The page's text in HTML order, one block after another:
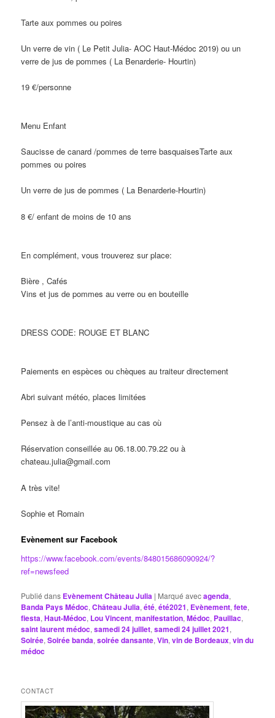
Tarte aux pommes ou poires
Un verre de vin ( Le Petit Julia- AOC Haut-Médoc 2019) ou un
verre de jus de pommes ( La Benarderie- Hourtin)
19 €/personne
Menu Enfant
Saucisse de canard /pommes de terre basquaisesTarte aux
pommes ou poires
Un verre de jus de pommes ( La Benarderie-Hourtin)
8 €/ enfant de moins de 10 ans
En complément, vous trouverez sur place:
Bière , Cafés
Vins et jus de pommes au verre ou en bouteille
DRESS CODE: ROUGE ET BLANC
Paiements en espèces ou chèques au traiteur directement
Abri suivant météo, places limitées
Pensez à de l’anti-moustique au cas où
Réservation conseillée au 06.18.00.79.22 ou à
chateau.julia@gmail.com
A très vite!
Sophie et Romain
Evènement sur Facebook
https://www.facebook.com/events/848015686090924/?
ref=newsfeed
Publié dans Evènement Château Julia | Marqué avecagenda,
Banda Pays Médoc,Château Julia,été,été2021, Evènement,fete,
fiesta,Haut-Médoc, Lou Vincent,manifestation,Médoc, Pauillac,
saint laurent médoc,samedi 24 juillet,samedi 24 juillet 2021,
Soirée,Soirée banda,soirée dansante,Vin,vin de Bordeaux,vin du
médoc
CONTACT